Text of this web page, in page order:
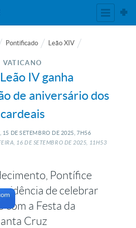
Pontificado Leão XIV
VATICANO
IV ganha
de aniversário dos
cardeais
15 DE SETEMBRO DE 2025, 7H56
16 DE SETEMBRO DE2025, 11H53
Pontífice
de celebrar
com a Festa da
Cruz